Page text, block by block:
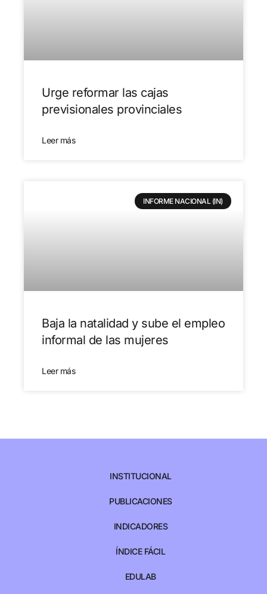
Urge reformar las cajas
previsionales provinciales
Leer más
INFORME NACIONAL (IN)
Baja la natalidad y sube el empleo
informal de las mujeres
Leer más
INSTITUCIONAL
PUBLICACIONES
INDICADORES
ÍNDICE FÁCIL
EDULAB